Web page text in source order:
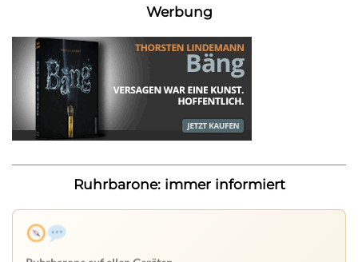
Werbung
Ruhrbarone: immer informiert